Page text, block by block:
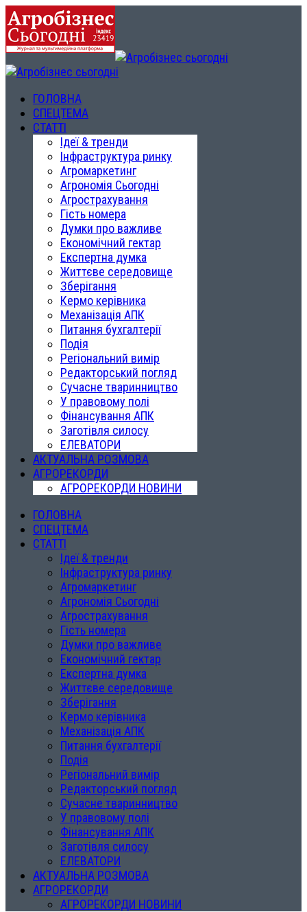
ГОЛОВНА
СПЕЦТЕМА
СТАТТІ
Ідеї & тренди
Інфраструктура ринку
Агромаркетинг
Агрономія Сьогодні
Агрострахування
Гість номера
Думки про важливе
Економічний гектар
Експертна думка
Життєве середовище
Зберігання
Кермо керівника
Механізація АПК
Питання бухгалтерії
Подія
Регіональний вимір
Редакторський погляд
Сучасне тваринництво
У правовому полі
Фінансування АПК
Заготівля силосу
ЕЛЕВАТОРИ
АКТУАЛЬНА РОЗМОВА
АГРОРЕКОРДИ
АГРОРЕКОРДИ НОВИНИ
ГОЛОВНА
СПЕЦТЕМА
СТАТТІ
Ідеї & тренди
Інфраструктура ринку
Агромаркетинг
Агрономія Сьогодні
Агрострахування
Гість номера
Думки про важливе
Економічний гектар
Експертна думка
Життєве середовище
Зберігання
Кермо керівника
Механізація АПК
Питання бухгалтерії
Подія
Регіональний вимір
Редакторський погляд
Сучасне тваринництво
У правовому полі
Фінансування АПК
Заготівля силосу
ЕЛЕВАТОРИ
АКТУАЛЬНА РОЗМОВА
АГРОРЕКОРДИ
АГРОРЕКОРДИ НОВИНИ